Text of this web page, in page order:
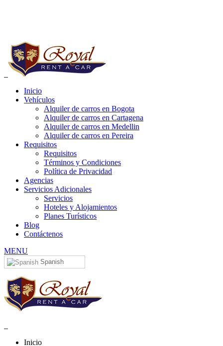
bogota precios, alquiler de carros bogota para uber, alquiler de
Inicio
Vehículos
Alquiler de carros en Bogota
Alquiler de carros en Cartagena
Alquiler de carros en Medellin
Alquiler de carros en Pereira
Requisitos
Requisitos
Términos y Condiciones
Política de Privacidad
Agencias
Servicios Adicionales
Servicios
Hoteles y Alojamientos
Planes Turísticos
Blog
Contáctenos
MENU
Spanish
Inicio